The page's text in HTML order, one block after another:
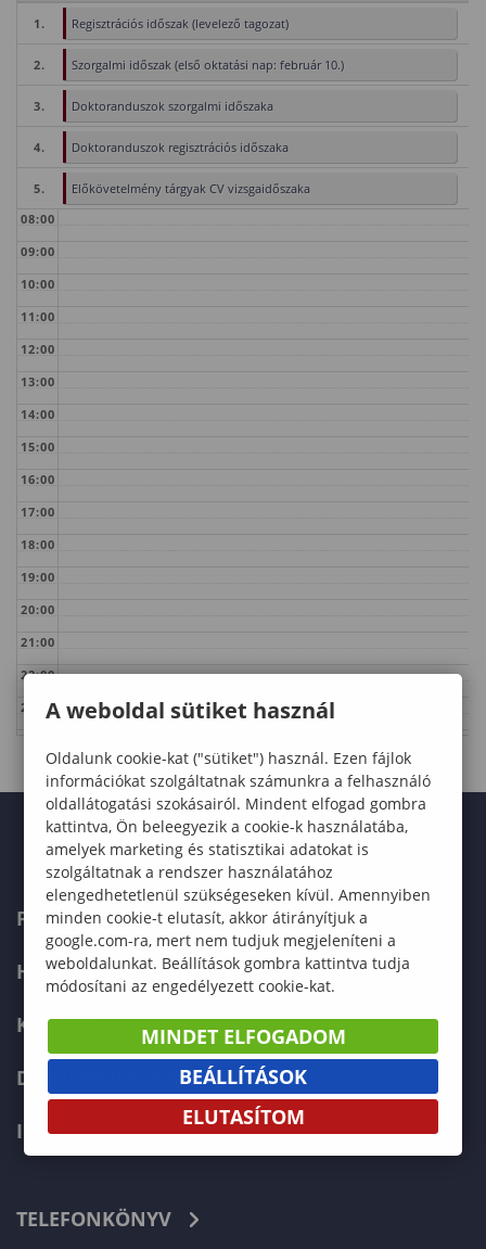
1. Regisztrációs időszak (levelező tagozat)
2. Szorgalmi időszak (első oktatási nap: február 10.)
3. Doktoranduszok szorgalmi időszaka
4. Doktoranduszok regisztrációs időszaka
5.
Előkövetelmény tárgyak CV vizsgaidőszaka
08:00
09:00
10:00
11:00
12:00
13:00
14:00
15:00
16:00
17:00
18:00
19:00
20:00
21:00
22:00
23:00
FELVÉTELIZŐKNEK
HALLGATÓKNAK
KÉPZÉSEK
DOKTORI ISKOLA
INTERNATIONAL
TELEFONKÖNYV
A weboldal sütiket használ
Oldalunk cookie-kat ("sütiket") használ. Ezen fájlok
információkat szolgáltatnak számunkra a felhasználó
oldallátogatási szokásairól. Mindent elfogad gombra
kattintva, Ön beleegyezik a cookie-k használatába,
amelyek marketing és statisztikai adatokat is
szolgáltatnak a rendszer használatához
elengedhetetlenül szükségeseken kívül. Amennyiben
minden cookie-t elutasít, akkor átirányítjuk a
google.com-ra, mert nem tudjuk megjeleníteni a
weboldalunkat. Beállítások gombra kattintva tudja
módosítani az engedélyezett cookie-kat.
MINDET ELFOGADOM
BEÁLLÍTÁSOK
ELUTASÍTOM